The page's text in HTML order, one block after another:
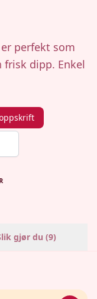
perfekt som
dipp. Enkel
gjør du (9)